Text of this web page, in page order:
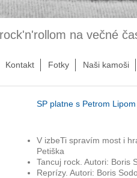
na večné
Kontakt Fotky Naši kamoši
SP platne s Petrom Lipom
V izbeTi spravím most i
Petiška
Tancuj rock. Autori: Boris
Reprízy. Autori: Boris